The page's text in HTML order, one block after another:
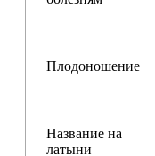
Плодоношение
Название на
латыни